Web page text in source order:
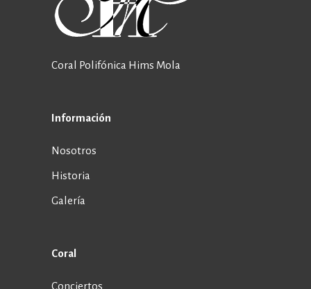
Coral Polifónica Hims Mola
Información
Nosotros
Historia
Galería
Coral
Conciertos